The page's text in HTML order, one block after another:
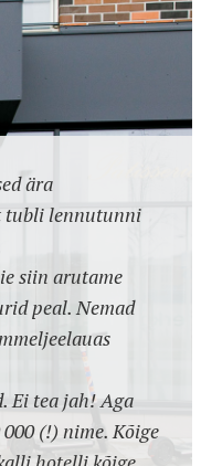
ära
tubli lennutunni
siin arutame
peal. Nemad
Ei tea jah! Aga
(!) nime. Kõige